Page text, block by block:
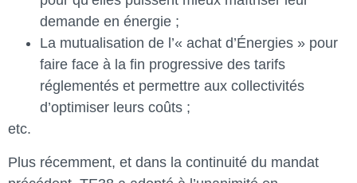
demande en énergie ;
La mutualisation de l’« achat d’Énergies » pour
faire face à la fin progressive des tarifs
réglementés et permettre aux collectivités
d’optimiser leurs coûts ;
etc.
Plus récemment, et dans la continuité du mandat